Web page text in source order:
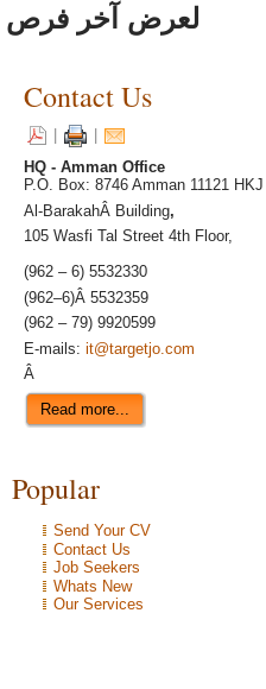
لعرض آخر فرص
Contact Us
|
|
HQ - Amman Office
P.O. Box: 8746 Amman 11121 HKJ
Al-BarakahÂ Building,
105 Wasfi Tal Street 4th Floor,
(962 – 6) 5532330
(962–6)Â 5532359
(962 – 79) 9920599
E-mails: it@targetjo.com
Â
Read more...
Popular
Send Your CV
Contact Us
Job Seekers
Whats New
Our Services